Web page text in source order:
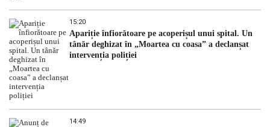
15:20
Apariție înfiorătoare pe acoperișul unui spital. Un
tânăr deghizat în „Moartea cu coasa” a declanșat
intervenția poliției
14:49